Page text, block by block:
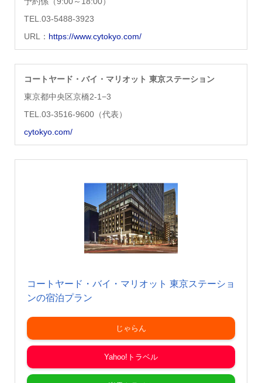
TEL.03-5488-3923
URL： https://www.cytokyo.com/
コートヤード・バイ・マリオット 東京ステーション
東京都中央区京橋2-1−3
TEL.03-3516-9600（代表）
cytokyo.com/
コートヤード・バイ・マリオット 東京ステーショ
ンの宿泊プラン
じゃらん
Yahoo!トラベル